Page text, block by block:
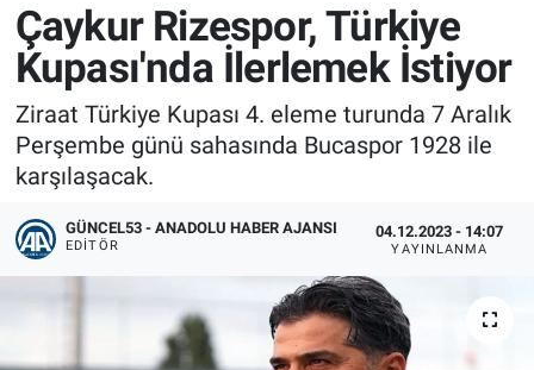
Çaykur Rizespor, Türkiye
Kupası'nda İlerlemek İstiyor
Ziraat Türkiye Kupası 4. eleme turunda 7 Aralık
Perşembe günü sahasında Bucaspor 1928 ile
karşılaşacak.
GÜNCEL53 - ANADOLU HABER AJANSI
EDITÖR
04.12.2023 - 14:07
YAYINLANMA